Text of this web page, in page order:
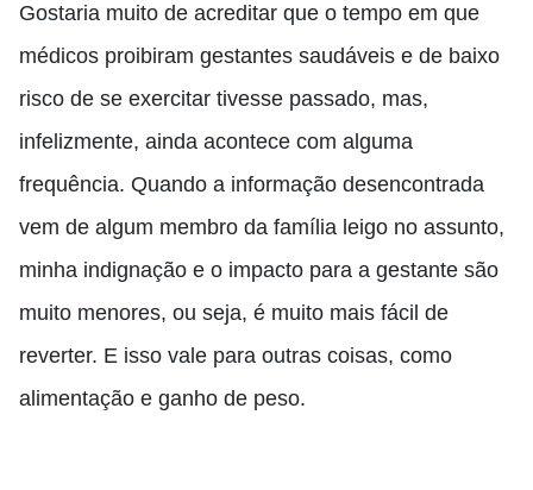
Gostaria muito de acreditar que o tempo em que
médicos proibiram gestantes saudáveis e de baixo
risco de se exercitar tivesse passado, mas,
infelizmente, ainda acontece com alguma
frequência. Quando a informação desencontrada
vem de algum membro da família leigo no assunto,
minha indignação e o impacto para a gestante são
muito menores, ou seja, é muito mais fácil de
reverter. E isso vale para outras coisas, como
alimentação e ganho de peso.